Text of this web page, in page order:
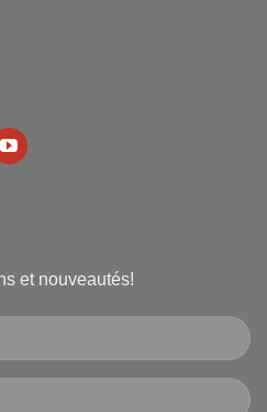
et nouveautés!